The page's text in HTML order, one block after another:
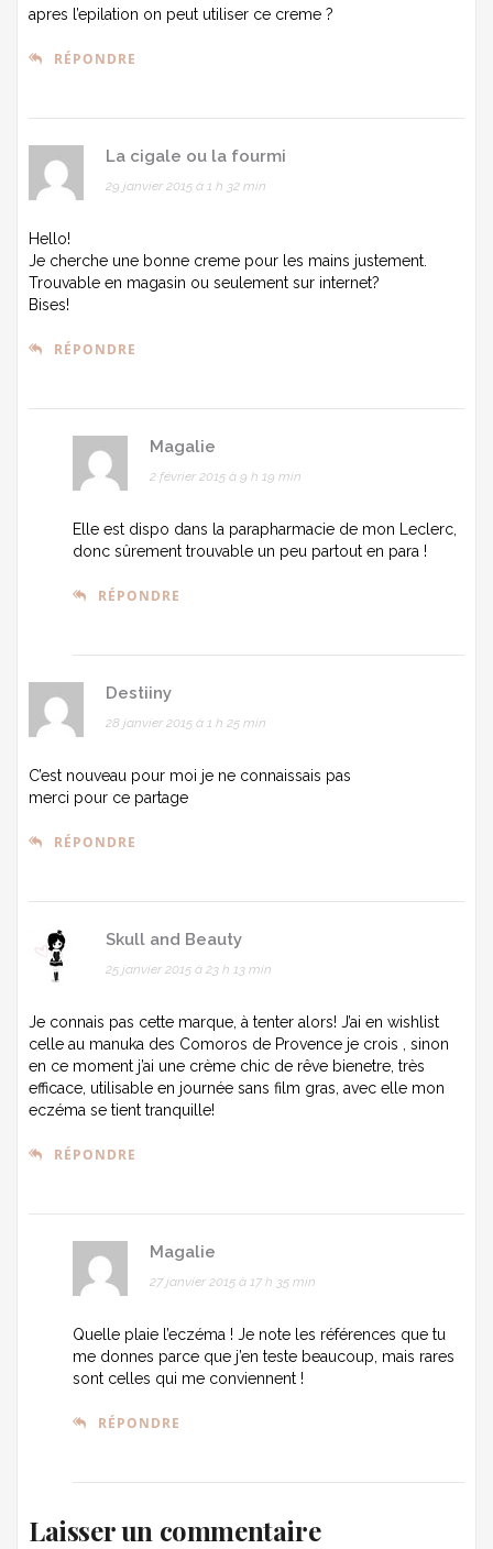
apres l’epilation on peut utiliser ce creme ?
RÉPONDRE
La cigale ou la fourmi
29 janvier 2015 à 1 h 32 min
Hello!
Je cherche une bonne creme pour les mains justement.
Trouvable en magasin ou seulement sur internet?
Bises!
RÉPONDRE
Magalie
2 février 2015 à 9 h 19 min
Elle est dispo dans la parapharmacie de mon Leclerc,
donc sûrement trouvable un peu partout en para !
RÉPONDRE
Destiiny
28 janvier 2015 à 1 h 25 min
C’est nouveau pour moi je ne connaissais pas
merci pour ce partage
RÉPONDRE
Skull and Beauty
25 janvier 2015 à 23 h 13 min
Je connais pas cette marque, à tenter alors! J’ai en wishlist
celle au manuka des Comoros de Provence je crois , sinon
en ce moment j’ai une crème chic de rêve bienetre, très
efficace, utilisable en journée sans film gras, avec elle mon
eczéma se tient tranquille!
RÉPONDRE
Magalie
27 janvier 2015 à 17 h 35 min
Quelle plaie l’eczéma ! Je note les références que tu
me donnes parce que j’en teste beaucoup, mais rares
sont celles qui me conviennent !
RÉPONDRE
Laisser un commentaire